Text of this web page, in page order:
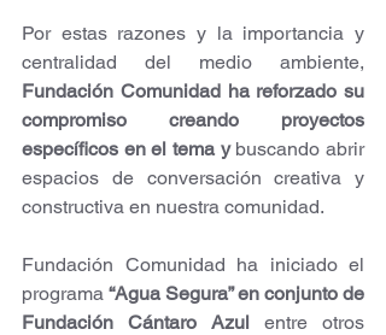
Por estas razones y la importancia y
Fundación Comunidad ha reforzado su
compromiso creando proyectos
específicos en el tema y buscando abrir
espacios de conversación creativa y
constructiva en nuestra comunidad.
Fundación Comunidad ha iniciado el
programa “Agua Segura” en conjunto de
Fundación Cántaro Azul entre otros